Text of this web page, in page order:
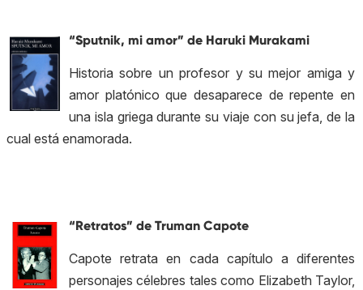
“Sputnik, mi amor” de Haruki Murakami
Historia sobre un profesor y su mejor amiga y
amor platónico que desaparece de repente en
una isla griega durante su viaje con su jefa, de la
cual está enamorada.
“Retratos” de Truman Capote
Capote retrata en cada capítulo a diferentes
personajes célebres tales como Elizabeth Taylor,